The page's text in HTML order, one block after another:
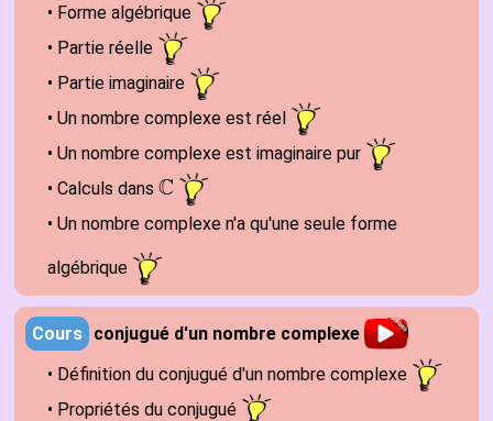
• Forme algébrique
• Partie réelle
• Partie imaginaire
• Un nombre complexe est réel
• Un nombre complexe estimaginaire pur
•Calculs dansC
C
• Un nombre complexe n'a qu'une seule forme
algébrique
Cours conjugué d'un nombre complexe
• Définition du conjugué d'un nombre complexe
• Propriétés du conjugué